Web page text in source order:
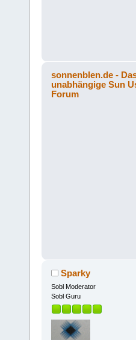
sonnenblen.de -
unabhängige Sun
Forum
Sparky
Sobl Moderator
Sobl Guru